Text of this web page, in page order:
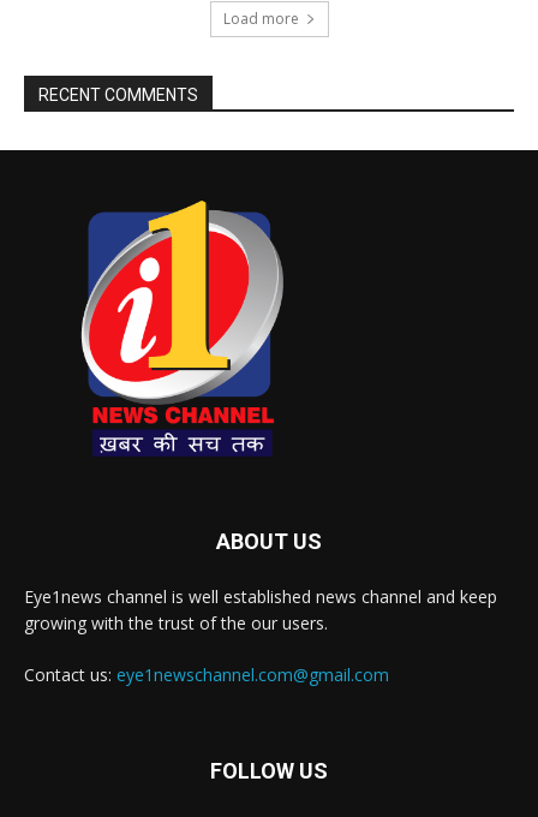
Load more
RECENT COMMENTS
ABOUT US
Eye1news channel is well established news channel and keep
growing with the trust of the our users.
Contact us: eye1newschannel.com@gmail.com
FOLLOW US